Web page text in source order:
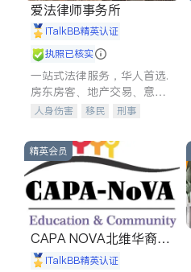
爱法律师事务所
iTalkBB精英认证
执照已核实
一站式法律服务，华人首选.
房东房客、地产交易、意外
伤害、车祸重伤、商业诉
建筑合同、刑事案件全包办
人身伤害 移民
刑事
信托/遗嘱
商业
索赔
律师-其它 保释
精英会员
CAPA NOVA北维华裔家
长会iTalkBB精英认证